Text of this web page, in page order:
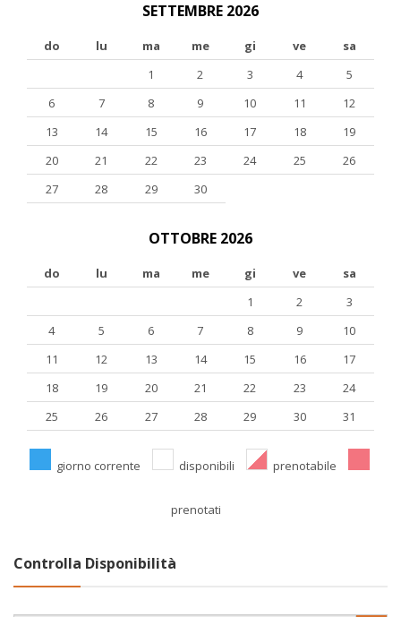
SETTEMBRE 2026
do lu ma me gi ve
sa
1
2 3 4
5
6
7 8 9 10 11
12
13
14 15 16 17 18
19
20
21 22 23 24 25
26
27
28 29 30
OTTOBRE 2026
do lu ma me gi ve
sa
1
2
3
4
5 6 7 8 9
10
11
12 13 14 15 16
17
18
19 20 21 22 23
24
25
26 27 28 29 30 31
giorno corrente disponibili prenotabile
prenotati
Controlla Disponibilità